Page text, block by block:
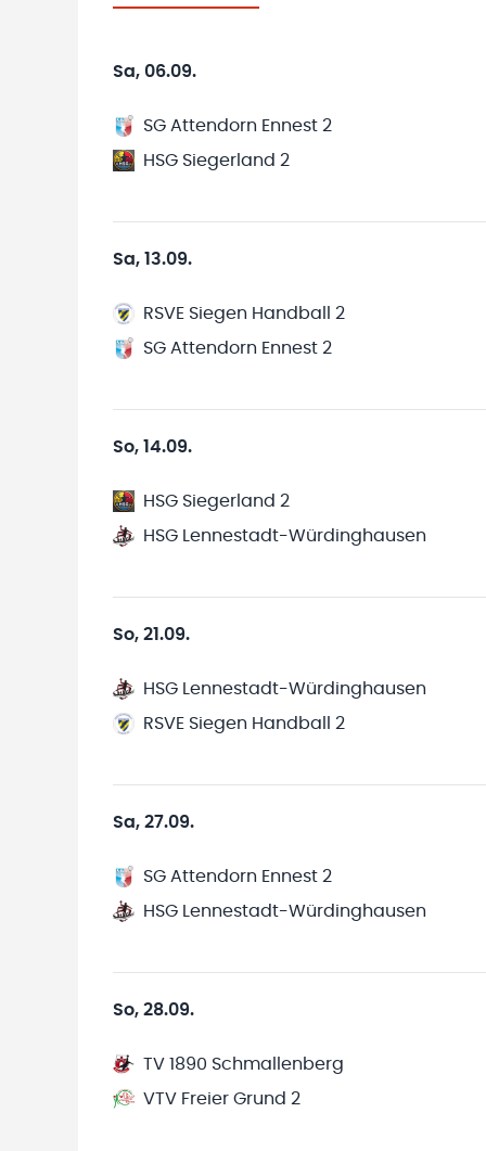
Sa, 06.09.
SG Attendorn Ennest 2
HSG Siegerland 2
Sa, 13.09.
RSVE Siegen Handball 2
SG Attendorn Ennest 2
So, 14.09.
HSG Siegerland 2
HSG Lennestadt-Würdinghausen
So, 21.09.
HSG Lennestadt-Würdinghausen
RSVE Siegen Handball 2
Sa, 27.09.
SG Attendorn Ennest 2
HSG Lennestadt-Würdinghausen
So, 28.09.
TV 1890 Schmallenberg
VTV Freier Grund 2